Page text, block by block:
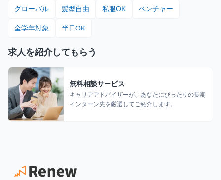
グローバル 髪型自由 私服OK ベンチャー
全学年対象 半日OK
求人を紹介してもらう
無料相談サービス
キャリアアドバイザーが、あなたにぴったりの長期
インターン先を厳選してご紹介します。